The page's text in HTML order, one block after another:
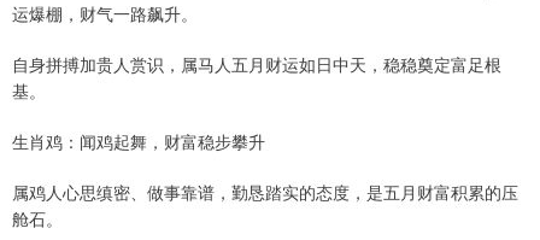
运爆棚，财气一路飙升。
自身拼搏加贵人赏识，属马人五月财运如日中天，稳稳奠定富足根
基。
生肖鸡：闻鸡起舞，财富稳步攀升
属鸡人心思缜密、做事靠谱，勤恳踏实的态度，是五月财富积累的压
舱石。